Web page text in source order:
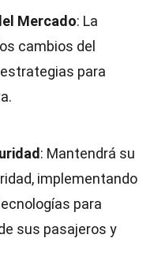
Mercado: La
cambios del
para
: Mantendrá su
implementando
para
sus pasajeros y